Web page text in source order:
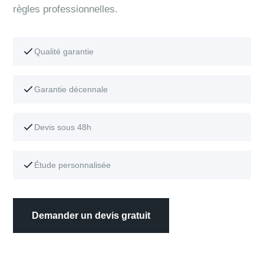
règles professionnelles.
Qualité garantie
Garantie décennale
Devis sous 48h
Étude personnalisée
Demander un devis gratuit